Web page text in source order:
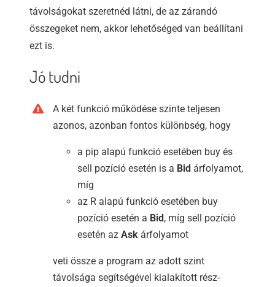
távolságokat szeretnéd látni, de az zárandó
összegeket nem, akkor lehetőséged van beállítani
ezt is.
Jó tudni
A két funkció működése szinte teljesen
azonos, azonban fontos különbség, hogy
a pip alapú funkció esetében buy és
sell pozíció esetén is a Bid árfolyamot,
míg
az R alapú funkció esetében buy
pozíció esetén a Bid, míg sell pozíció
esetén azAsk árfolyamot
veti össze a program az adott szint
távolsága segítségével kialakított rész-